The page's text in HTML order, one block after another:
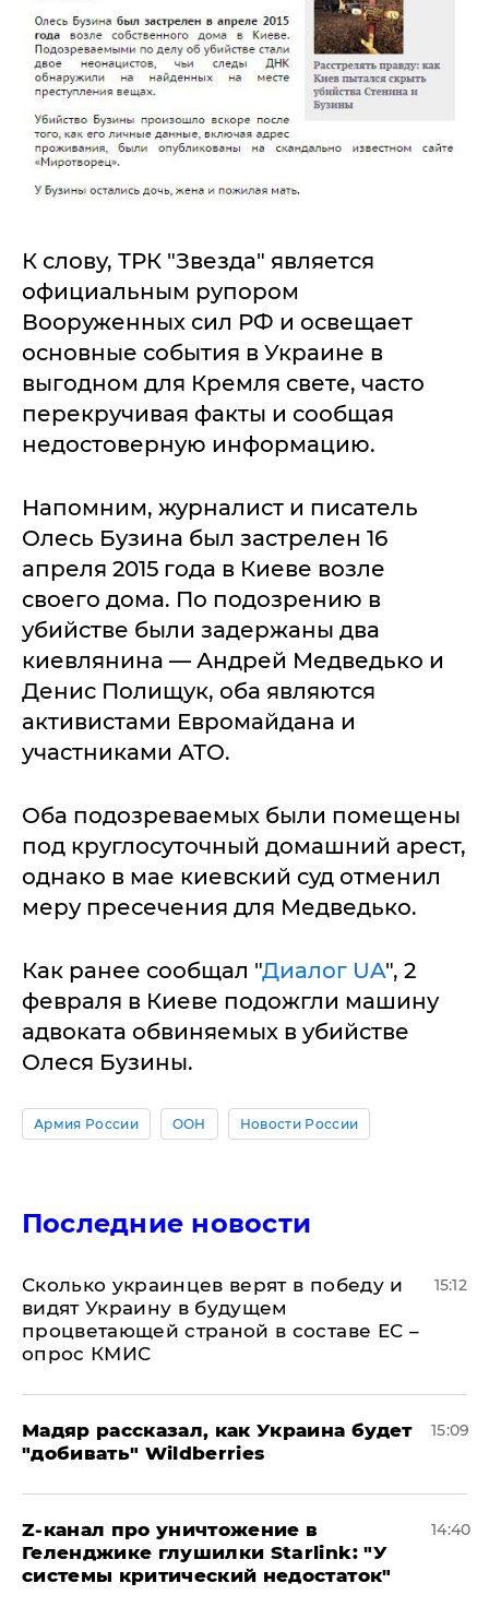
К слову, ТРК "Звезда" является
официальным рупором
Вооруженных сил РФ и освещает
основные события в Украине в
выгодном для Кремля свете, часто
перекручивая факты и сообщая
недостоверную информацию.
Напомним, журналист и писатель
Олесь Бузина был застрелен 16
апреля 2015 года в Киеве возле
своего дома. По подозрению в
убийстве были задержаны два
киевлянина — Андрей Медведько и
Денис Полищук, оба являются
активистами Евромайдана и
участниками АТО.
Оба подозреваемых были помещены
под круглосуточный домашний арест,
однако в мае киевский суд отменил
меру пресечения для Медведько.
Как ранее сообщал "Диалог UA", 2
февраля в Киеве подожгли машину
адвоката обвиняемых в убийстве
Олеся Бузины.
Армия России ООН Новости России
Последние новости
Сколько украинцев верят в победу и
видят Украину в будущем
процветающей страной в составе ЕС –
опрос КМИС
15:12
Мадяр рассказал, как Украина будет
"добивать" Wildberries
15:09
Z-канал про уничтожение в
Геленджике глушилки Starlink: "У
системы критический недостаток"
14:40